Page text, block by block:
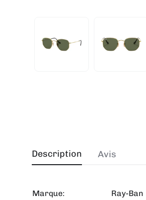
Description
Marque:
Ray-Ban
Avis